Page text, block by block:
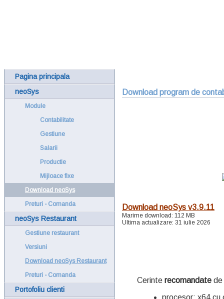
Pagina principala
neoSys
Module
Contabilitate
Gestiune
Salarii
Productie
Mijloace fixe
Download neoSys
Preturi - Comanda
neoSys Restaurant
Gestiune restaurant
Versiuni
Download neoSys Restaurant
Preturi - Comanda
Portofoliu clienti
Download program de
Download neoSys v3.9.11
Marime download: 112 MB
Ultima actualizare: 31 iulie 2026
Cerinte recomandate de
procesor: x64 cu